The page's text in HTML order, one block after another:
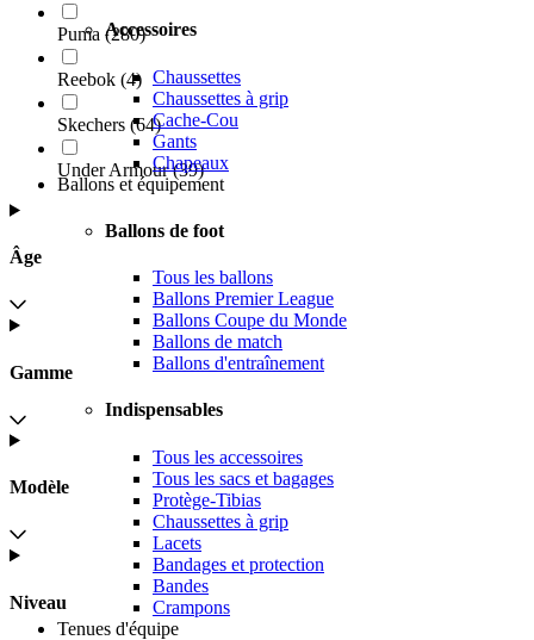
Accessoires
Chaussettes
Chaussettes à grip
Cache-Cou
Gants
Chapeaux
Ballons et équipement
Ballons de foot
Tous les ballons
Ballons Premier League
Ballons Coupe du Monde
Ballons de match
Ballons d'entraînement
Indispensables
Tous les accessoires
Tous les sacs et bagages
Protège-Tibias
Chaussettes à grip
Lacets
Bandages et protection
Bandes
Crampons
Tenues d'équipe
Puma (280)
Reebok (4)
Skechers (64)
Under Armour (39)
Âge
Gamme
Modèle
Niveau